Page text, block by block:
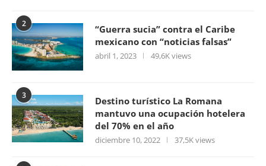
2
“Guerra sucia” contra el Caribe
mexicano con “noticias falsas”
abril 1, 2023 49,6K views
3
Destino turístico La Romana
mantuvo una ocupación hotelera
del 70% en el año
diciembre 10, 2022 37,5K views